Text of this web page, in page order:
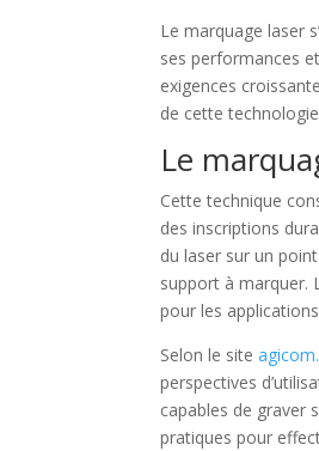
Le marquage laser
ses performances
exigences
de cette
Le
Cette technique
des inscriptions
du laser sur un
support à marquer.
pour les
Selon le site
perspectives
capables de graver
pratiques pour